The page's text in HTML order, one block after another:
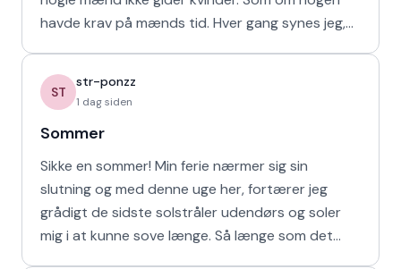
havde krav på mænds tid. Hver gang synes jeg,
ST
str-ponzz
1 dag siden
Sommer
Sikke en sommer! Min ferie nærmer sig sin
slutning og med denne uge her, fortærer jeg
grådigt de sidste solstråler udendørs og soler
mig i at kunne sove længe. Så længe som det